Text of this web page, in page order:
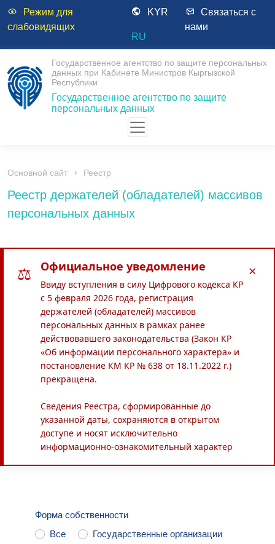
Режим для
слабовидящих
KYR
RU
Связаться с
нами
Государственное агентство по защите персональных
данных при Кабинете Министров Кыргызской
Республики
Государственное агентство по защите
персональных данных
Основной сайт Реестр
Реестр держателей (обладателей) массивов
персональных данных
⚖ Официальное уведомление
Ввиду вступления в силу Цифрового кодекса КР
с 5 февраля 2026 года, регистрация
держателей (обладателей) массивов
персональных данных в рамках ранее
действовавшего законодательства (Закон КР
«Об информации персонального характера» и
постановление КМ КР № 638 от 18.11.2022 г.)
прекращена.
Сведения Реестра, сформированные до
указанной даты, сохраняются в открытом
доступе и носят исключительно
информационно-ознакомительный характер
×
Форма собственности
Все
Государственные организации